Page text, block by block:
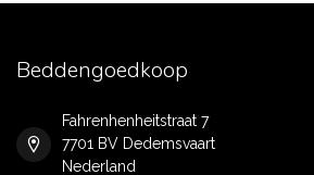
Beddengoedkoop
Fahrenhenheitstraat 7
7701 BV Dedemsvaart
Nederland